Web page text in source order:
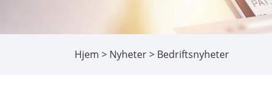
Hjem > Nyheter> Bedriftsnyheter